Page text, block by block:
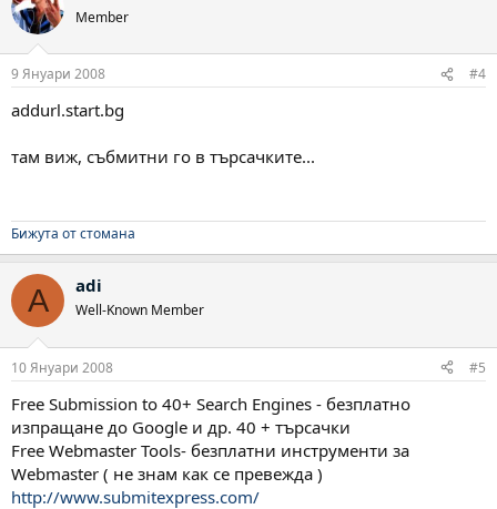
Member
9 Януари 2008 #4
addurl.start.bg
там виж, събмитни го в търсачките...
Бижута от стомана
A adi
Well-Known Member
10 Януари 2008 #5
Free Submission to 40+ Search Engines - безплатно
изпращане до Google и др. 40 + търсачки
Free Webmaster Tools- безплатни инструменти за
Webmaster ( не знам как се превежда )
http://www.submitexpress.com/